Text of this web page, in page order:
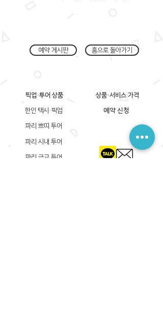
예약 게시판 홈으로 돌아가기
픽업·투어 상품
한인 택시·픽업
상품·서비스 가격
예약 신청
파리 쁘띠 투어
파리 시내 투어
파리 근교 투어